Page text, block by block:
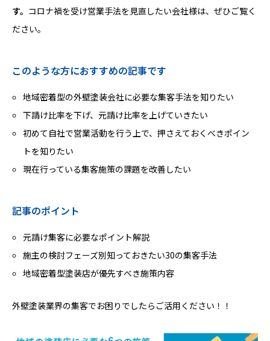
す。 コロナ禍を受け営業手法を見直したい会社様は、ぜひご覧く
ださい。
このような方におすすめの記事です
地域密着型の外壁塗装会社に必要な集客手法を知りたい
下請け比率を下げ、元請け比率を上げていきたい
初めて自社で営業活動を行う上で、押さえておくべきポイン
トを知りたい
現在行っている集客施策の課題を改善したい
記事のポイント
元請け集客に必要なポイント解説
施主の検討フェーズ別知っておきたい30の集客手法
地域密着型塗装店が優先すべき施策内容
外壁塗装業界の集客でお困りでしたらご活用ください！！